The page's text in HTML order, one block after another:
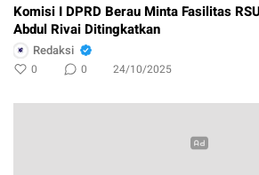
Komisi I DPRD Berau Minta Fasilitas
Abdul Rivai Ditingkatkan
Redaksi
0 0 24/10/2025